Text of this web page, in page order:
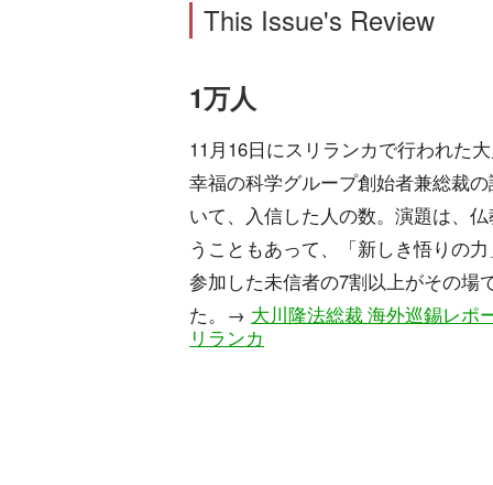
This Issue's Review
1万人
11月16日にスリランカで行われた
幸福の科学グループ創始者兼総裁
いて、入信した人の数。演題は、
うこともあって、「新しき悟りの
参加した未信者の7割以上がその場
た。→ 大川隆法総裁 海外巡錫レポ
リランカ